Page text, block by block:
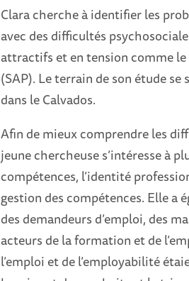
Clara cherche à identifier les
avec des difficultés
attractifs et en tension comme le
(SAP). Le terrain de son étude
dans le Calvados.
Afin de mieux comprendre les
jeune chercheuse s’intéresse à
compétences, l’identité
gestion des compétences. Elle a
des demandeurs d’emploi, des
acteurs de la formation et de
l’emploi et de l’employabilité